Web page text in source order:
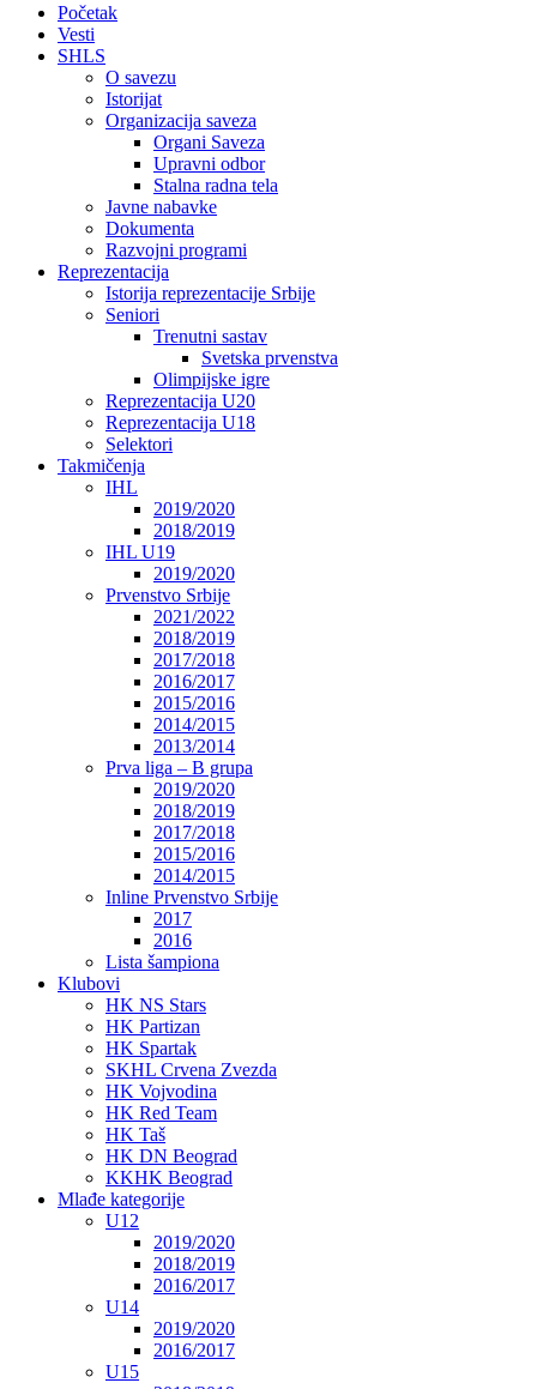
Početak
Vesti
SHLS
O savezu
Istorijat
Organizacija saveza
Organi Saveza
Upravni odbor
Stalna radna tela
Javne nabavke
Dokumenta
Razvojni programi
Reprezentacija
Istorija reprezentacije Srbije
Seniori
Trenutni sastav
Svetska prvenstva
Olimpijske igre
Reprezentacija U20
Reprezentacija U18
Selektori
Takmičenja
IHL
2019/2020
2018/2019
IHL U19
2019/2020
Prvenstvo Srbije
2021/2022
2018/2019
2017/2018
2016/2017
2015/2016
2014/2015
2013/2014
Prva liga – B grupa
2019/2020
2018/2019
2017/2018
2015/2016
2014/2015
Inline Prvenstvo Srbije
2017
2016
Lista šampiona
Klubovi
HK NS Stars
HK Partizan
HK Spartak
SKHL Crvena Zvezda
HK Vojvodina
HK Red Team
HK Taš
HK DN Beograd
KKHK Beograd
Mlađe kategorije
U12
2019/2020
2018/2019
2016/2017
U14
2019/2020
2016/2017
U15